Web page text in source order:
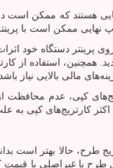
هستند که ممکن است
چاپ نهایی ممکن است
دستگاه خود
همچنین، استفاده
مالی بالایی نیاز
کپی، عدم محافظت
کارتریج‌های کپی به
طرح، حالا بهتر است
طرح یا غیراصلی با